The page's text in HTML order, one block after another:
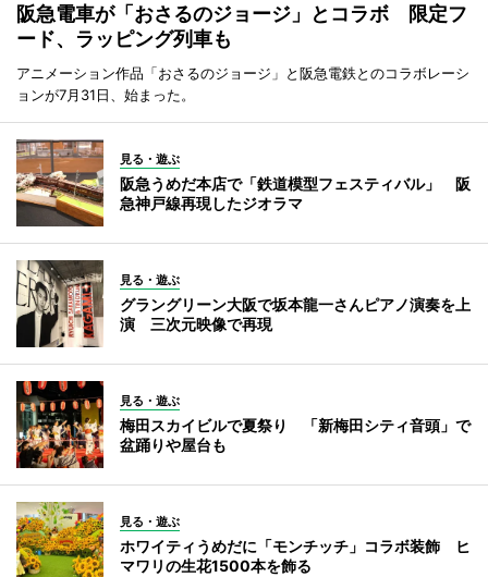
阪急電車が「おさるのジョージ」とコラボ 限定フ
ード、ラッピング列車も
アニメーション作品「おさるのジョージ」と阪急電鉄とのコラボレーシ
ョンが7月31日、始まった。
見る・遊ぶ
阪急うめだ本店で「鉄道模型フェスティバル」 阪
急神戸線再現したジオラマ
見る・遊ぶ
グラングリーン大阪で坂本龍一さんピアノ演奏を上
演 三次元映像で再現
見る・遊ぶ
梅田スカイビルで夏祭り 「新梅田シティ音頭」で
盆踊りや屋台も
見る・遊ぶ
ホワイティうめだに「モンチッチ」コラボ装飾 ヒ
マワリの生花1500本を飾る